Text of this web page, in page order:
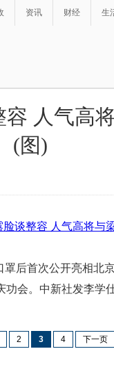
资讯 财经 生
人气高
(图)
后首次公开亮相北
功会。中新社发李学
2 3 4 下一页